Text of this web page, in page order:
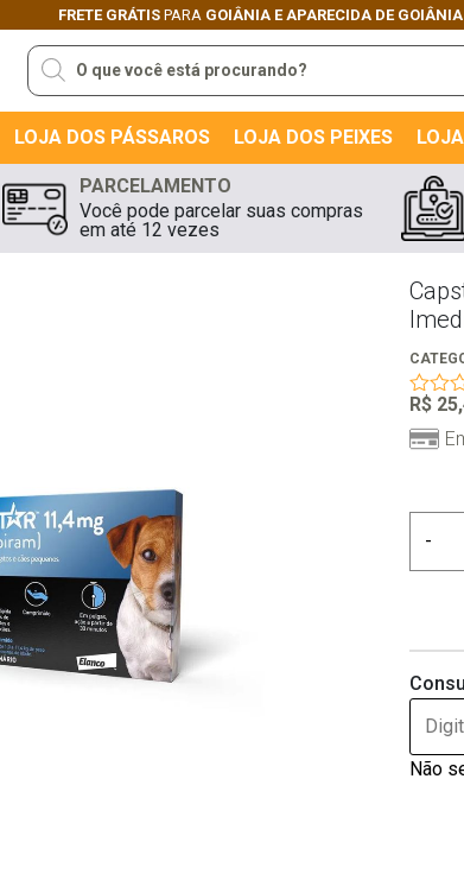
FRETE GRÁTIS PARA GOIÂNIA E APARECIDA DE GOIÂNIA
Pesquisar
produtos
LOJA DOS PÁSSAROS LOJA DOS PEIXES
PARCELAMENTO
Você pode parcelar suas compras
em até 12 vezes
0
out
of
R$
-
Não